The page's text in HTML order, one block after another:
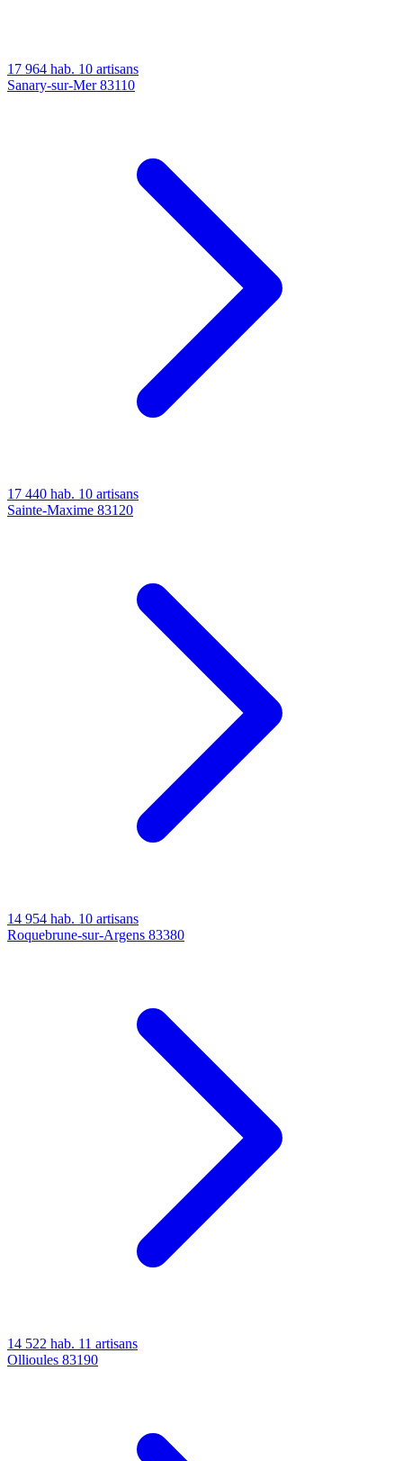
17 964 hab. 10 artisans
Sanary-sur-Mer 83110
17 440 hab. 10 artisans
Sainte-Maxime 83120
14 954 hab. 10 artisans
Roquebrune-sur-Argens 83380
14 522 hab. 11 artisans
Ollioules 83190